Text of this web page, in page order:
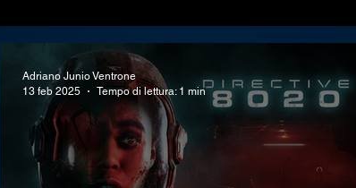
Trofei e obiettivi
Adriano Junio Ventrone
13 feb 2025
Tempo di lettura: 1 min